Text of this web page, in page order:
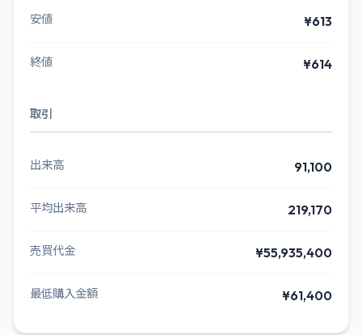
安値 ¥613
終値 ¥614
取引
出来高 91,100
平均出来高 219,170
売買代金 ¥55,935,400
最低購入金額 ¥61,400